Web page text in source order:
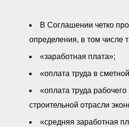
В Соглашении четко
определения, в том числе
«заработная плата»;
«оплата труда в
«оплата труда
строительной отрасли
«средняя заработная